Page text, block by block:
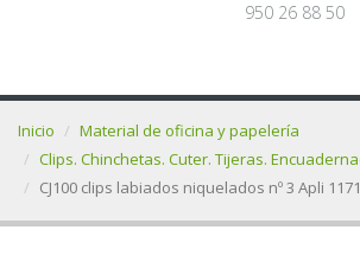
950 26 88 50
Inicio
Material de oficina y papelería
Clips. Chinchetas. Cuter. Tijeras.
CJ100 clips labiados niquelados nº 3 Apli